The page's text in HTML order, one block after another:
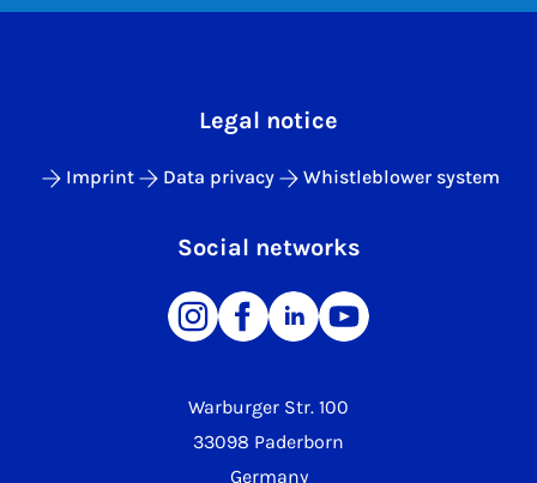
Warburger Str. 100
33098 Paderborn
Germany
Legal notice
Imprint Data privacy Whistleblower system
Social networks